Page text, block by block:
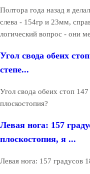
Полтора года назад я
слева - 154гр и 23мм,
логический вопрос - они
Угол свода обеих
степе...
Угол свода обеих стоп
плоскостопия?
Левая нога: 157
плоскостопия, я ...
Левая нога: 157 градусов